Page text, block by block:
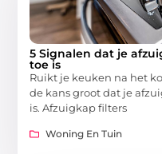
5 Signalen dat je
toe is
Ruikt je keuken na het
de kans groot dat je
is. Afzuigkap filters
Woning En Tuin